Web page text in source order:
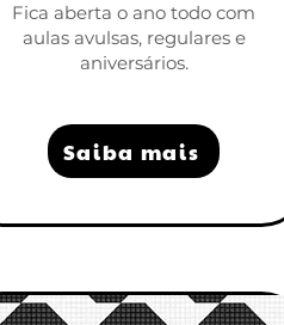
Fica aberta o ano todo com
aulas avulsas, regulares e
aniversários.
Saiba mais